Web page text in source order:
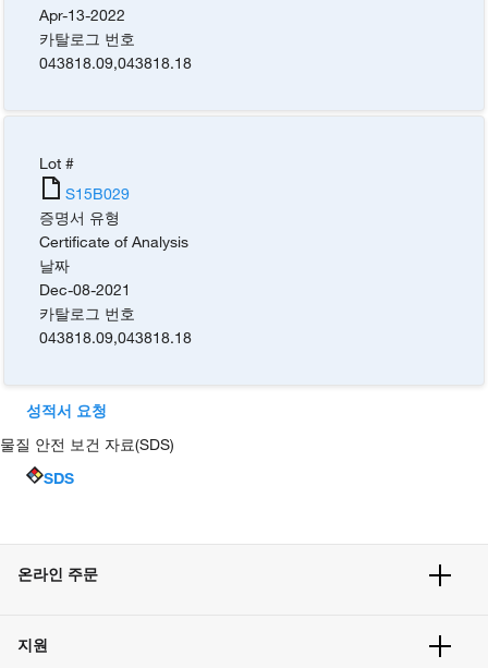
Apr-13-2022
카탈로그 번호
043818.09,043818.18
Lot #
S15B029
증명서 유형
Certificate of Analysis
날짜
Dec-08-2021
카탈로그 번호
043818.09,043818.18
성적서 요청
물질 안전 보건 자료(SDS)
SDS
온라인 주문
주문 방법
지원